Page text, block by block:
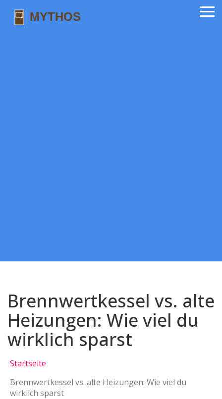
Brennwertkessel vs. alte
Heizungen: Wie viel du
wirklich sparst
Startseite
Brennwertkessel vs. alte Heizungen: Wie viel du
wirklich sparst